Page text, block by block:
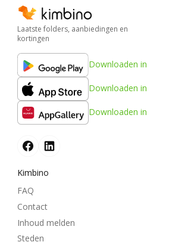
Laatste folders, aanbiedingen en
kortingen
Downloaden in
Downloaden in
Downloaden in
Kimbino
FAQ
Contact
Inhoud melden
Steden